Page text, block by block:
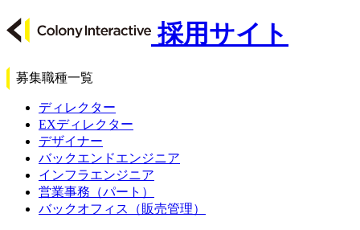
採用サイト
募集職種一覧
ディレクター
EXディレクター
デザイナー
バックエンドエンジニア
インフラエンジニア
営業事務（パート）
バックオフィス（販売管理）